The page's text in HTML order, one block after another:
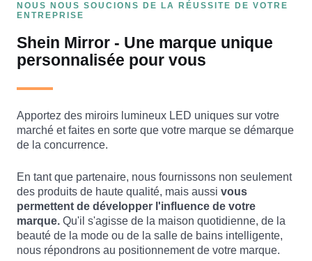
NOUS NOUS SOUCIONS DE LA RÉUSSITE DE VOTRE
ENTREPRISE
Shein Mirror - Une marque unique
personnalisée pour vous
Apportez des miroirs lumineux LED uniques sur votre
marché et faites en sorte que votre marque se démarque
de la concurrence.
En tant que partenaire, nous fournissons non seulement
des produits de haute qualité, mais aussi vous
permettent de développer l'influence de votre
marque. Qu'il s'agisse de la maison quotidienne, de la
beauté de la mode ou de la salle de bains intelligente,
nous répondrons au positionnement de votre marque.